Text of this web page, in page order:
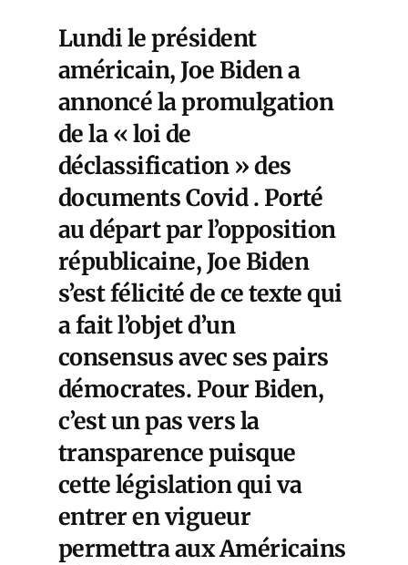
Lundi le président
américain, Joe Biden a
annoncéla promulgation
de la « loi de
déclassification »des
documents Covid . Porté
au départ par l’opposition
républicaine, Joe Biden
s’est félicité de ce texte qui
a fait l’objet d’un
consensus avec ses pairs
démocrates. Pour Biden,
c’est un pas vers la
transparence puisque
cette législation qui va
entrer en vigueur
permettra aux Américains